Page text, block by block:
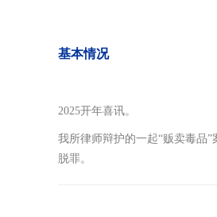
基本情况
2025开年喜讯。
我所律师辩护的一起“贩卖毒品
脱罪。